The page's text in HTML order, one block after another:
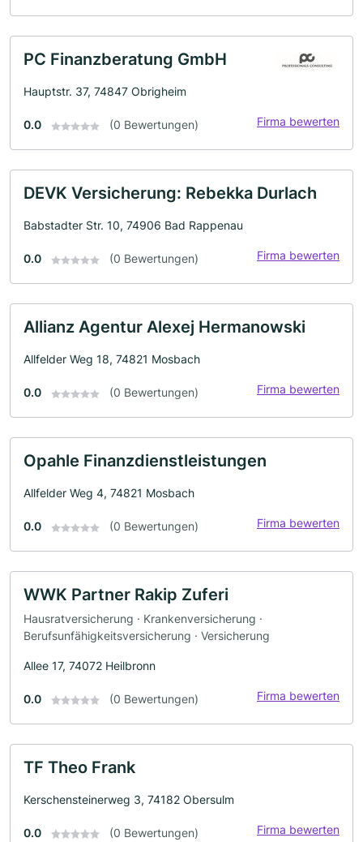
PC Finanzberatung GmbH
Hauptstr. 37, 74847 Obrigheim
0.0 (0 Bewertungen) Firma bewerten
DEVK Versicherung: Rebekka Durlach
Babstadter Str. 10, 74906 Bad Rappenau
0.0 (0 Bewertungen) Firma bewerten
Allianz Agentur Alexej Hermanowski
Allfelder Weg 18, 74821 Mosbach
0.0 (0 Bewertungen) Firma bewerten
Opahle Finanzdienstleistungen
Allfelder Weg 4, 74821 Mosbach
0.0 (0 Bewertungen) Firma bewerten
WWK Partner Rakip Zuferi
Hausratversicherung · Krankenversicherung ·
Berufsunfähigkeitsversicherung · Versicherung
Allee 17, 74072 Heilbronn
0.0 (0 Bewertungen) Firma bewerten
TF Theo Frank
Kerschensteinerweg 3, 74182 Obersulm
0.0 (0 Bewertungen) Firma bewerten